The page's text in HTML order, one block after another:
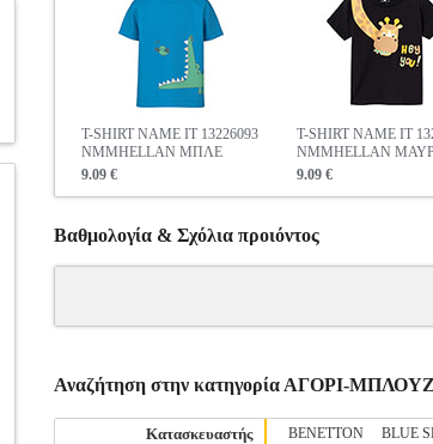
T-SHIRT NAME IT 13226093
NMMHELLAN ΜΠΛΕ
9.09 €
T-SHIRT NAME IT
NMMHELLAN
9.09 €
Βαθμολογία & Σχόλια προιόντος
Αναζήτηση στην κατηγορία ΑΓΟΡΙ-
Κατασκευαστής BENETTON BLUE